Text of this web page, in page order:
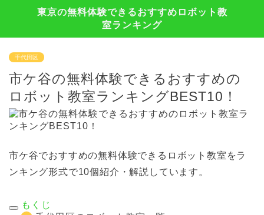
東京の無料体験できるおすすめロボット教
室ランキング
千代田区
市ケ谷の無料体験できるおすすめの
ロボット教室ランキングBEST10！
市ケ谷でおすすめの無料体験できるロボット教室をラ
ンキング形式で10個紹介・解説しています。
もくじ